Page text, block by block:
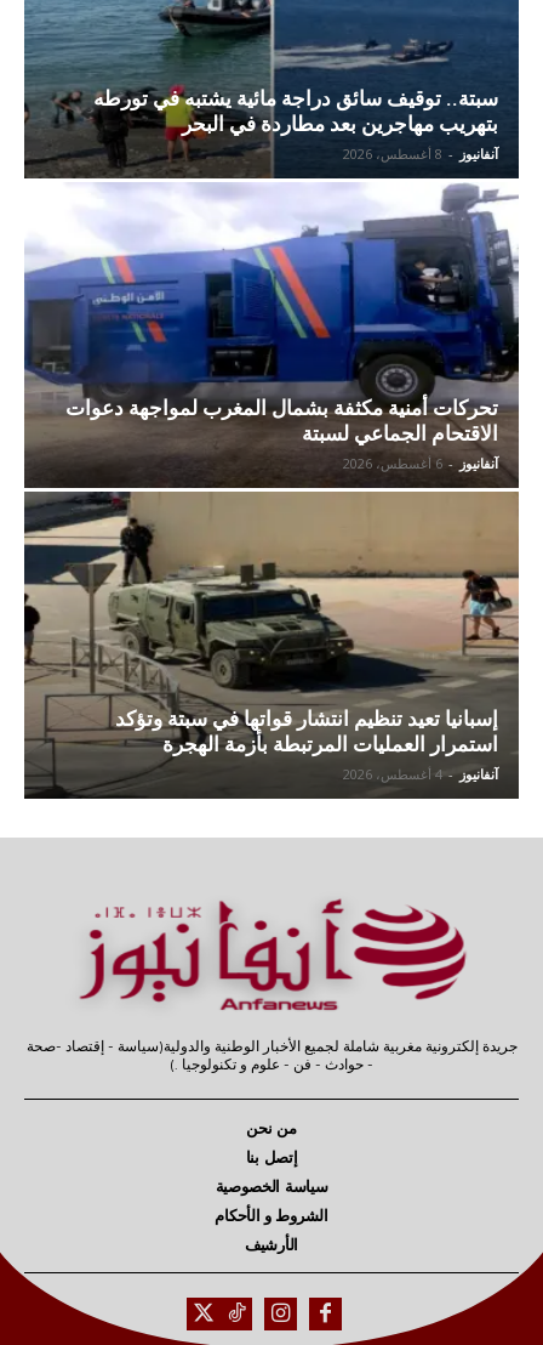
سبتة.. توقيف سائق دراجة مائية يشتبه في تورطه
بتهريب مهاجرين بعد مطاردة في البحر
آنفانيوز - 8 أغسطس، 2026
تحركات أمنية مكثفة بشمال المغرب لمواجهة دعوات
الاقتحام الجماعي لسبتة
آنفانيوز - 6 أغسطس، 2026
إسبانيا تعيد تنظيم انتشار قواتها في سبتة وتؤكد
استمرار العمليات المرتبطة بأزمة الهجرة
آنفانيوز - 4 أغسطس، 2026
جريدة إلكترونية مغربية شاملة لجميع الأخبار الوطنية والدولية(سياسة - إقتصاد -صحة
- حوادث - فن - علوم و تكنولوجيا .)
من نحن
إتصل بنا
سياسة الخصوصية
الشروط و الأحكام
الأرشيف